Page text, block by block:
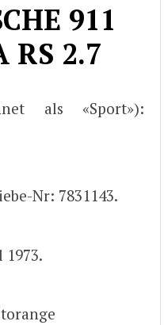
911
RS 2.7
als «Sport»):
Nr: 7831143.